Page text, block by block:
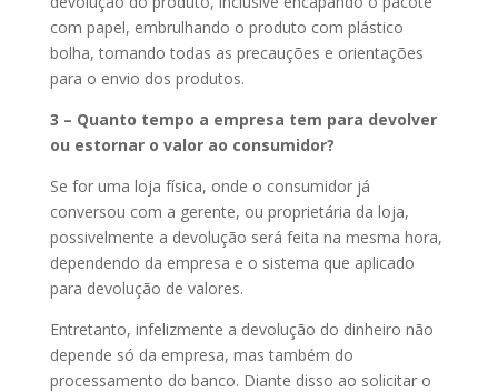
com papel, embrulhando o produto com plástico
bolha, tomando todas as precauções e orientações
para o envio dos produtos.
3 – Quanto tempo a empresa tem para devolver
ou estornar o valor ao consumidor?
Se for uma loja física, onde o consumidor já
conversou com a gerente, ou proprietária da loja,
possivelmente a devolução será feita na mesma hora,
dependendo da empresa e o sistema que aplicado
para devolução de valores.
Entretanto, infelizmente a devolução do dinheiro não
depende só da empresa, mas também do
processamento do banco. Diante disso ao solicitar o